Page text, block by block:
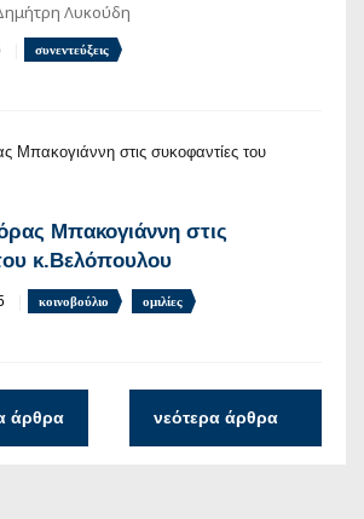
Λυκούδη
συνεντεύξεις
Μπακογιάννη στις
κ.Βελόπουλου
κοινοβούλιο ομιλίες
άρθρα νεότερα άρθρα